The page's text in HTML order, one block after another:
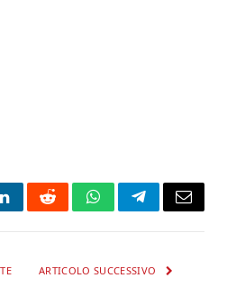
LinkedInRedditWhatsAppTelegramEmail
ARTICOLO SUCCESSIVO